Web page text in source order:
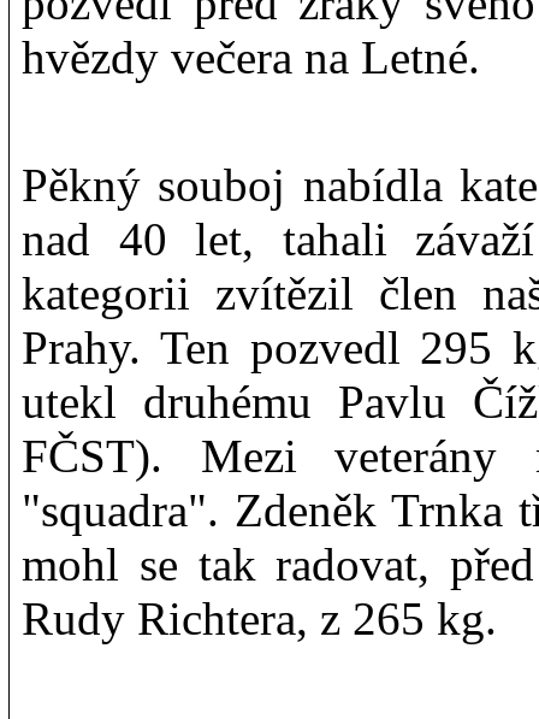
hvězdy večera na Letné.
Pěkný souboj nabídla
nad 40 let, tahali
kategorii zvítězil člen
Prahy. Ten pozvedl 295
utekl druhému Pavlu
FČST). Mezi veterány
"squadra". Zdeněk
mohl se tak radovat,
Rudy Richtera, z 265 kg.